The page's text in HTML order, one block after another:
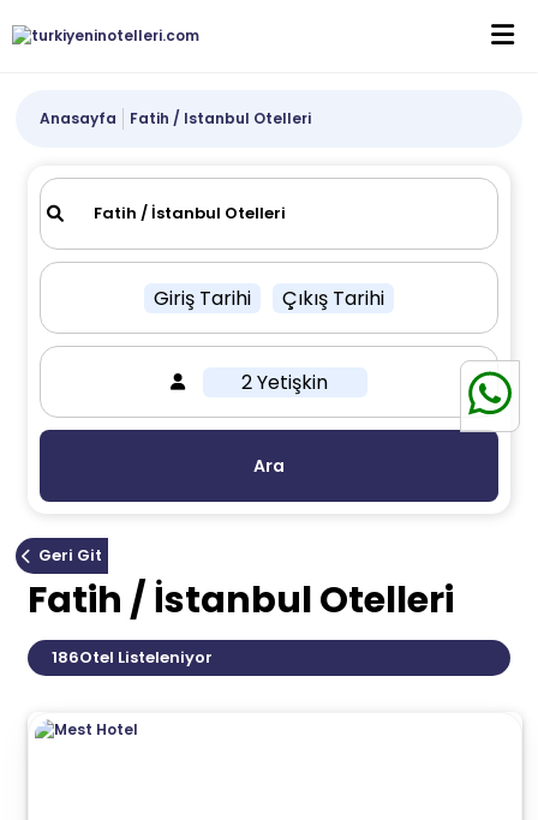
Anasayfa Fatih / Istanbul Otelleri
Giriş Tarihi Çıkış Tarihi
2 Yetişkin
Ara
Geri Git
Fatih / İstanbul Otelleri
186Otel Listeleniyor